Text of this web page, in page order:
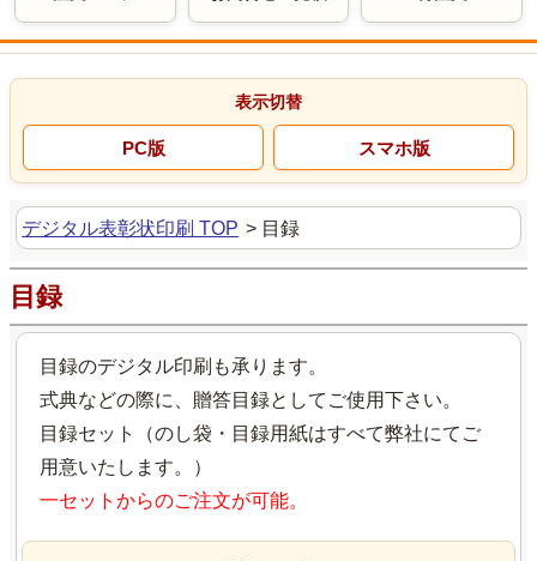
デジタル表彰状印刷 TOP > 目録
目録
目録のデジタル印刷も承ります。
式典などの際に、贈答目録としてご使用下さい。
目録セット（のし袋・目録用紙はすべて弊社にてご
用意いたします。）
一セットからのご注文が可能。